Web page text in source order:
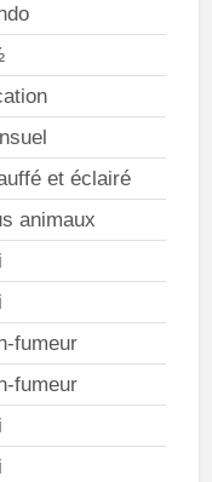
et éclairé
animaux
fumeur
fumeur